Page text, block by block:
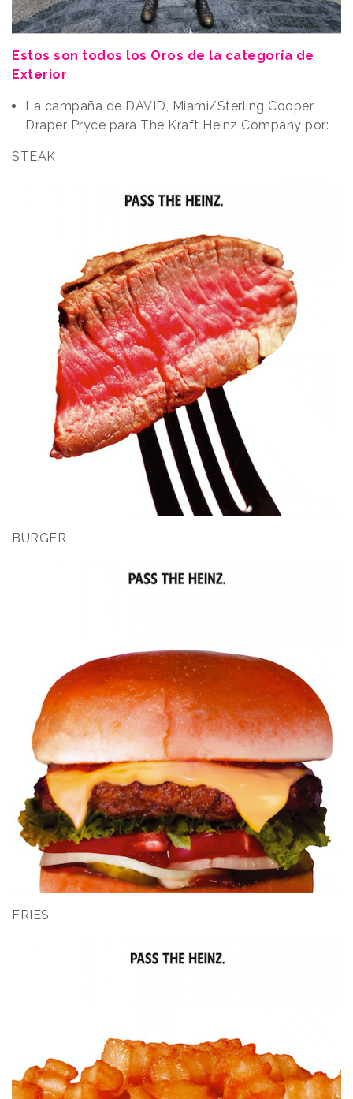
Estos son todos los Oros de la categoría de
Exterior
La campaña de DAVID, Miami/Sterling Cooper
Draper Pryce para The Kraft Heinz Company por:
STEAK
BURGER
FRIES